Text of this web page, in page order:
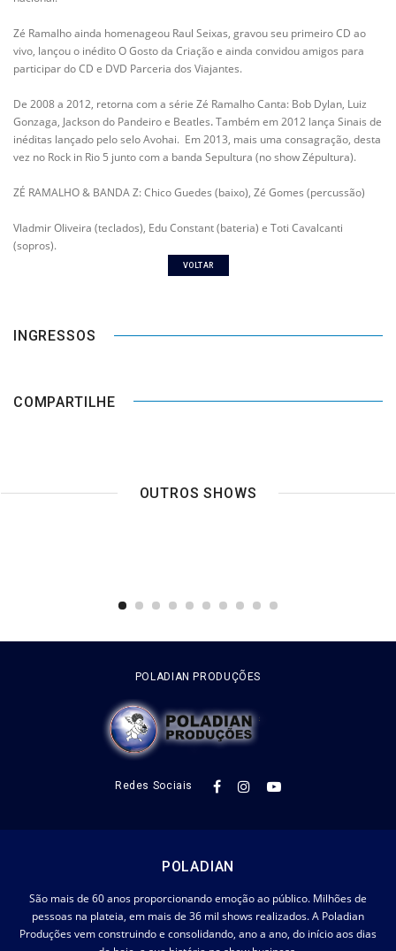
Zé Ramalho ainda homenageou Raul Seixas, gravou seu primeiro CD ao
vivo, lançou o inédito O Gosto da Criação e ainda convidou amigos para
participar do CD e DVD Parceria dos Viajantes.
De 2008 a 2012, retorna com a série Zé Ramalho Canta: Bob Dylan, Luiz
Gonzaga, Jackson do Pandeiro e Beatles.Também em 2012 lança Sinais de
inéditas lançado pelo selo Avohai. Em 2013, mais uma consagração, desta
vez no Rock in Rio 5 junto com a banda Sepultura (no show Zépultura).
ZÉ RAMALHO & BANDA Z: Chico Guedes (baixo), Zé Gomes (percussão)
Vladmir Oliveira (teclados), Edu Constant (bateria) e Toti Cavalcanti
(sopros).
VOLTAR
INGRESSOS
COMPARTILHE
OUTROS SHOWS
POLADIAN PRODUÇÕES
Redes Sociais
POLADIAN
São mais de 60 anos proporcionando emoção ao público. Milhões de
pessoas na plateia, em mais de 36 mil shows realizados. A Poladian
Produções vem construindo e consolidando, ano a ano, do início aos dias